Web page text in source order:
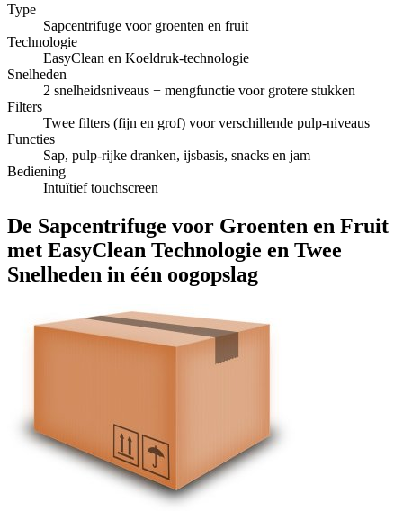
Type
Sapcentrifuge voor groenten en fruit
Technologie
EasyClean en Koeldruk-technologie
Snelheden
2 snelheidsniveaus + mengfunctie voor grotere stukken
Filters
Twee filters (fijn en grof) voor verschillende pulp-niveaus
Functies
Sap, pulp-rijke dranken, ijsbasis, snacks en jam
Bediening
Intuïtief touchscreen
De Sapcentrifuge voor Groenten en Fruit
met EasyClean Technologie en Twee
Snelheden in één oogopslag